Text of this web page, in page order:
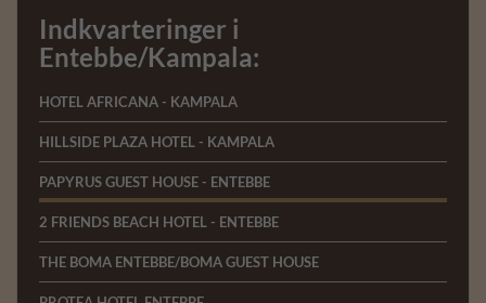
Indkvarteringer i
Entebbe/Kampala:
HOTEL AFRICANA - KAMPALA
HILLSIDE PLAZA HOTEL - KAMPALA
PAPYRUS GUEST HOUSE - ENTEBBE
2 FRIENDS BEACH HOTEL - ENTEBBE
THE BOMA ENTEBBE/BOMA GUEST HOUSE